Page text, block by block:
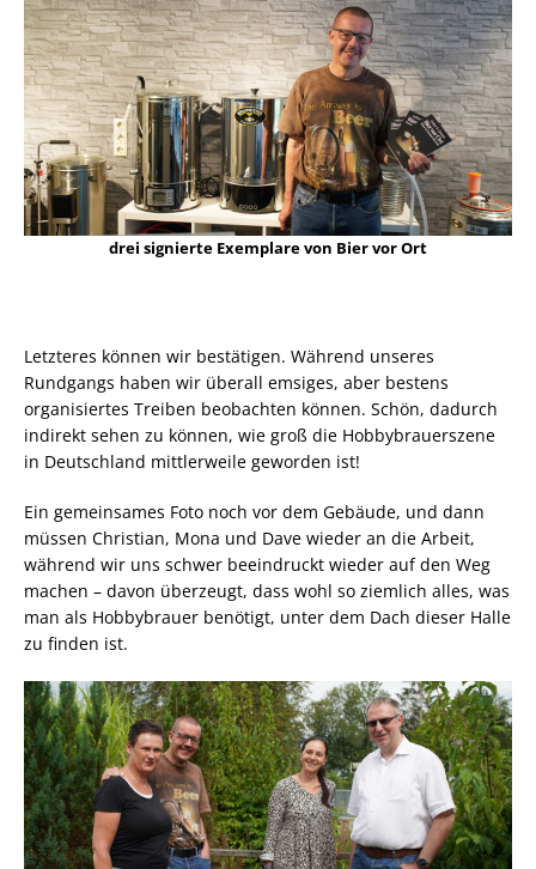
drei signierte Exemplare von Bier vor Ort
Letzteres können wir bestätigen. Während unseres
Rundgangs haben wir überall emsiges, aber bestens
organisiertes Treiben beobachten können. Schön, dadurch
indirekt sehen zu können, wie groß die Hobbybrauerszene
in Deutschland mittlerweile geworden ist!
Ein gemeinsames Foto noch vor dem Gebäude, und dann
müssen Christian, Mona und Dave wieder an die Arbeit,
während wir uns schwer beeindruckt wieder auf den Weg
machen – davon überzeugt, dass wohl so ziemlich alles, was
man als Hobbybrauer benötigt, unter dem Dach dieser Halle
zu finden ist.